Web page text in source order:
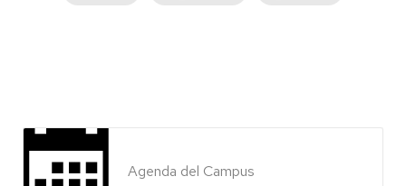
Agenda del Campus